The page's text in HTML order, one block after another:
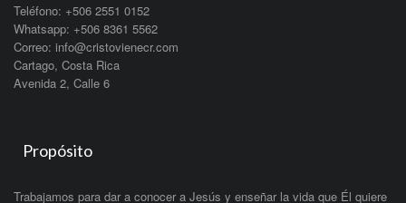
Teléfono: +506 2551 0152
Whatsapp: +506 8361 5562
Correo: info@cristovienecr.com
Cartago, Costa Rica
Avenida 2, Calle 6
Propósito
Trabajamos para dar a conocer a Jesús y enseñar la vida que Él quiere